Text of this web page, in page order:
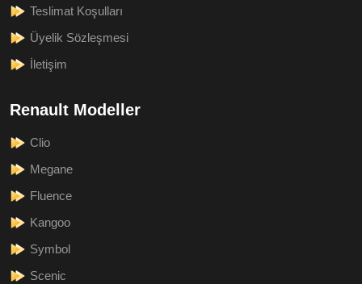
Teslimat Koşulları
Üyelik Sözleşmesi
İletişim
Renault Modeller
Clio
Megane
Fluence
Kangoo
Symbol
Scenic